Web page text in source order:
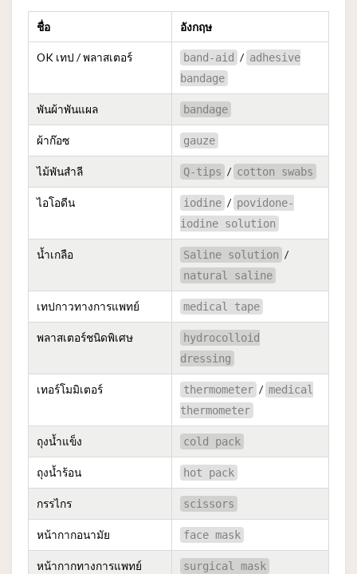
ชื่อ อังกฤษ
OK เทป / พลาสเตอร์ band-aid / adhesive
bandage
พันผ้าพันแผล bandage
ผ้าก๊อซ gauze
ไม้พันสำลี Q-tips / cotton swabs
ไอโอดีน iodine / povidone-
iodine solution
น้ำเกลือ Saline solution /
natural saline
เทปกาวทางการแพทย์ medical tape
พลาสเตอร์ชนิดพิเศษ
hydrocolloid
dressing
เทอร์โมมิเตอร์ thermometer / medical
thermometer
ถุงน้ำแข็ง cold pack
ถุงน้ำร้อน hot pack
กรรไกร scissors
หน้ากากอนามัย face mask
หน้ากากทางการแพทย์ surgical mask